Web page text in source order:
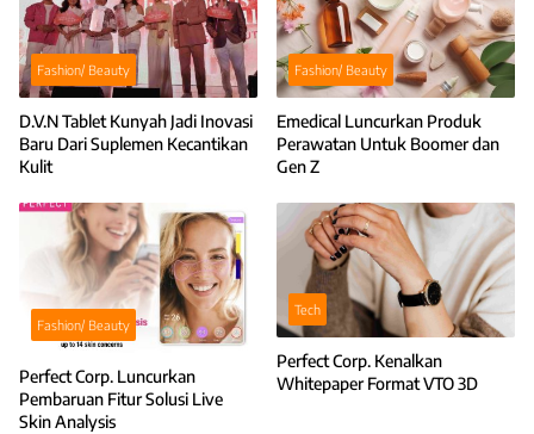
Fashion/ Beauty
D.V.N Tablet Kunyah Jadi Inovasi
Baru Dari Suplemen Kecantikan
Kulit
Fashion/ Beauty
Emedical Luncurkan Produk
Perawatan Untuk Boomer dan
Gen Z
Fashion/ Beauty
Perfect Corp. Luncurkan
Pembaruan Fitur Solusi Live
Skin Analysis
Tech
Perfect Corp. Kenalkan
Whitepaper Format VTO 3D